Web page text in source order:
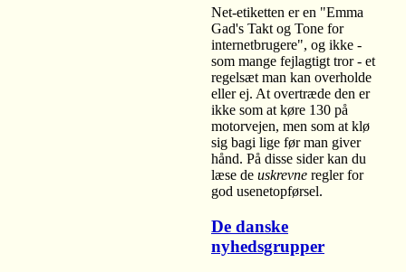
Net-etiketten er en "Emma
Gad's Takt og Tone for
internetbrugere", og ikke -
som mange fejlagtigt tror - et
regelsæt man kan overholde
eller ej. At overtræde den er
ikke som at køre 130 på
motorvejen, men som at klø
sig bagi lige før man giver
hånd. På disse sider kan du
læse de uskrevne regler for
god usenetopførsel.
De danske
nyhedsgrupper